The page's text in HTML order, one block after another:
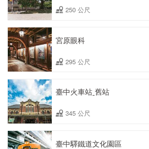
250 公尺
宮原眼科
295 公尺
臺中火車站ˍ舊站
345 公尺
臺中驛鐵道文化園區